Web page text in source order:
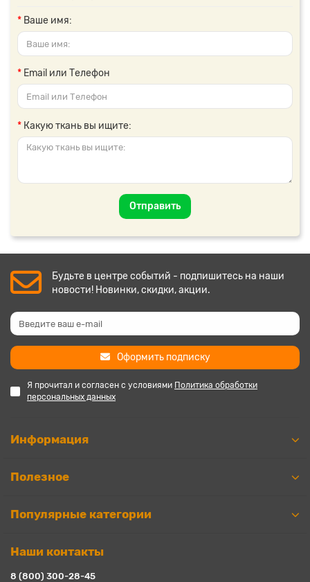
Ваше имя:
Email или Телефон
Какую ткань вы ищите:
Отправить
Будьте в центре событий - подпишитесь на наши
новости! Новинки, скидки, акции.
Оформить подписку
Я прочитал и согласен с условиями Политика обработки
персональных данных
Информация
Полезное
Популярные категории
Наши контакты
8 (800) 300-28-45